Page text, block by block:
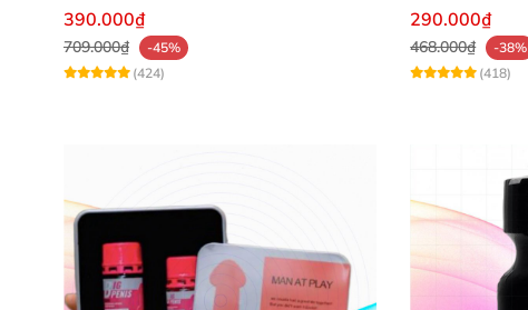
390.000₫
709.000₫
-45%
(424)
290.000₫
468.000₫
-38%
(418)